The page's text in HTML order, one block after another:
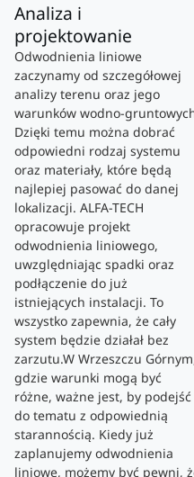
Analiza i
projektowanie
Odwodnienia liniowe
zaczynamy od szczegółowej
analizy terenu oraz jego
warunków wodno-
Dzięki temu można dobrać
odpowiedni rodzaj systemu
oraz materiały, które będą
najlepiej pasować do danej
lokalizacji. ALFA-TECH
opracowuje projekt
odwodnienia liniowego,
uwzględniając spadki oraz
podłączenie do już
istniejących instalacji. To
wszystko zapewnia, że cały
system będzie działał bez
zarzutu.W Wrzeszczu
gdzie warunki mogą być
różne, ważne jest, by podejść
do tematu z odpowiednią
starannością. Kiedy już
zaplanujemy odwodnienia
liniowe, możemy być pewni,